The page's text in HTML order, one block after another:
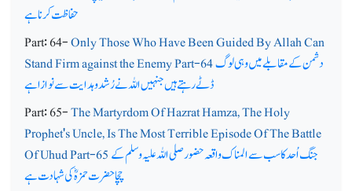
حفاظت کرنا ہے
Part: 64-Only Those Who Have Been Guided By Allah Can
Stand Firm against the Enemy Part-64دشمن کے مقابلے میں وہی لوگ
ڈٹے رہتے ہیں جنہیں اللہ نے رُشد و ہدایت سے نوازاہے
Part: 65-The Martyrdom Of Hazrat Hamza, The Holy
Prophet's Uncle, Is The Most Terrible Episode Of The Battle
Of Uhud Part-65جنگ اُحد کا سب سے المناک واقعہ حضور صلی اللہ علیہ وسلم کے
چچا حضرت حمزہؓ کی شہادت ہے